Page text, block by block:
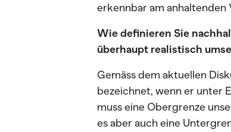
erkennbar am
Wie definieren Sie
überhaupt realistisch
Gemäss dem aktuellen
bezeichnet, wenn er unter
muss eine Obergrenze
es aber auch eine